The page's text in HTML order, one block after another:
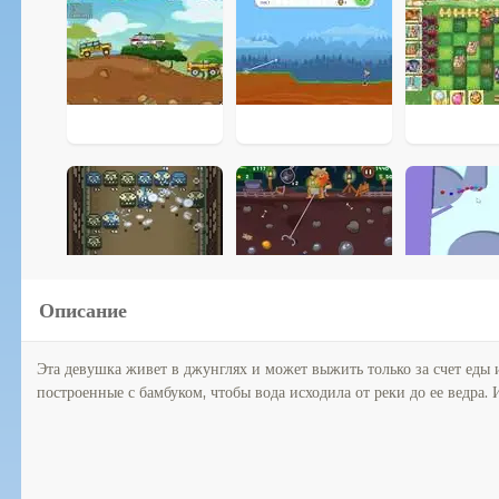
Описание
Эта девушка живет в джунглях и может выжить только за счет
построенные с бамбуком, чтобы вода исходила от реки до ее